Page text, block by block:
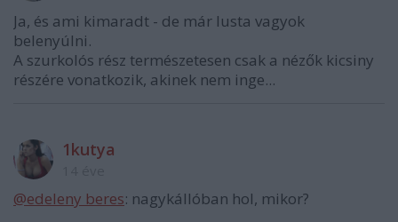
Ja, és ami kimaradt - de már lusta vagyok
belenyúlni.
A szurkolós rész természetesen csak a nézők kicsiny
részére vonatkozik, akinek nem inge...
1kutya
@edeleny beres: nagykállóban hol, mikor?